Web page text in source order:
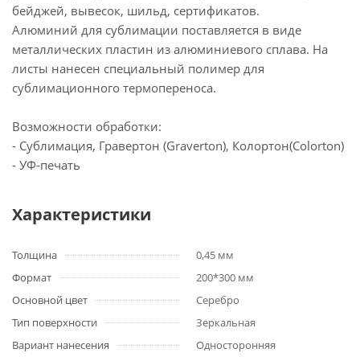
бейджей, вывесок, шильд, сертификатов.
Алюминий для сублимации поставляется в виде
металлических пластин из алюминиевого сплава. На
листы нанесен специальный полимер для
сублимационного термопереноса.
Возможности обработки:
- Сублимация, Гравертон (Graverton), Колортон(Colorton)
- УФ-печать
Характеристики
Толщина
0,45 мм
Формат
200*300 мм
Основной цвет
Серебро
Тип поверхности
Зеркальная
Вариант нанесения
Односторонняя